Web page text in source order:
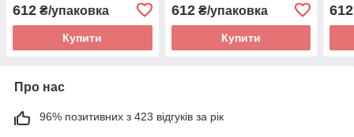
612 ₴/упаковка
Купити
612₴/упаковка
Купити
612
Про нас
96% позитивних з 423 відгуків за рік